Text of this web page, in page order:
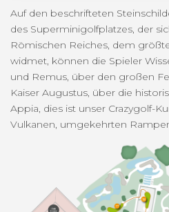
Auf den beschrifteten
des Superminigolfplatzes, der
Römischen Reiches, dem
widmet, können die Spieler
und Remus, über den großen
Kaiser Augustus, über die
Appia, dies ist unser Crazygolf-
Vulkanen, umgekehrten